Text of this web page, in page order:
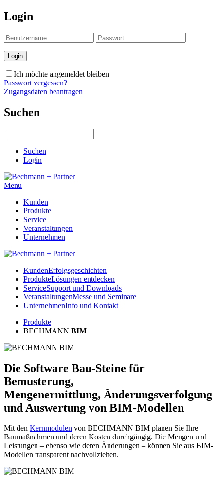
Login
Ich möchte angemeldet bleiben
Passwort vergessen?
Zugangsdaten beantragen
Suchen
Suchen
Login
Menu
Kunden
Produkte
Service
Veranstaltungen
Unternehmen
KundenErfolgsgeschichten
ProdukteLösungen entdecken
ServiceSupport und Downloads
VeranstaltungenMesse und Seminare
UnternehmenInfo und Kontakt
Produkte
BECHMANN BIM
Die Software Bau-Steine für
Bemusterung,
Mengenermittlung, Änderungsverfolgung
und Auswertung von BIM-Modellen
Mit den Kernmodulen von BECHMANN BIM planen Sie Ihre
Baumaßnahmen und deren Kosten durchgängig. Die Mengen und
Leistungen – ebenso wie deren Änderungen – können Sie aus BIM-
Modellen transparent nachvollziehen.